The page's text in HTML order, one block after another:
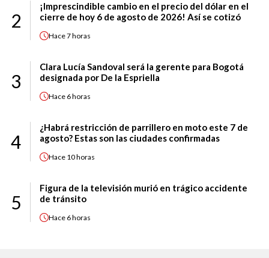
2
¡Imprescindible cambio en el precio del dólar en el
cierre de hoy 6 de agosto de 2026! Así se cotizó
Hace7 horas
3
Clara Lucía Sandoval será la gerente para Bogotá
designada por De la Espriella
Hace 6 horas
4
¿Habrá restricción de parrillero en moto este 7 de
agosto? Estas son las ciudades confirmadas
Hace 10 horas
5
Figura de la televisión murió en trágico accidente
de tránsito
Hace 6 horas